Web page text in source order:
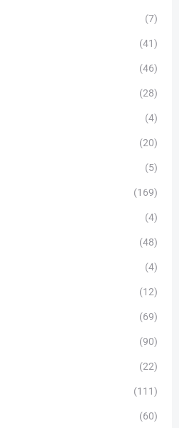
(7)
(41)
(46)
(28)
(4)
(20)
(5)
(169)
(4)
(48)
(4)
(12)
(69)
(90)
(22)
(111)
(60)